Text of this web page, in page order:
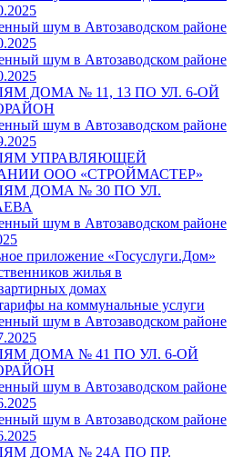
шум в Автозаводском районе
шум в Автозаводском районе
ДОМА № 11, 13 ПО УЛ. 6-ОЙ
шум в Автозаводском районе
УПРАВЛЯЮЩЕЙ
ООО «СТРОЙМАСТЕР»
ДОМА № 30 ПО УЛ.
шум в Автозаводском районе
приложение «Госуслуги.Дом»
жилья в
домах
на коммунальные услуги
шум в Автозаводском районе
ДОМА № 41 ПО УЛ. 6-ОЙ
шум в Автозаводском районе
шум в Автозаводском районе
ДОМА № 24А ПО ПР.